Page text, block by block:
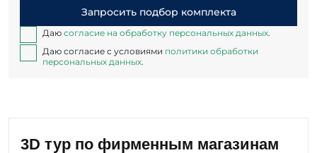
персональных данных.